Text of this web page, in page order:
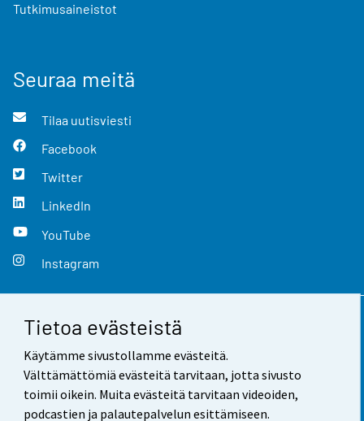
Tietoa evästeistä
Käytämme sivustollamme evästeitä.
Välttämättömiä evästeitä tarvitaan, jotta sivusto
toimii oikein. Muita evästeitä tarvitaan videoiden,
podcastien ja palautepalvelun esittämiseen.
Tutkimusaineistot
Seuraa meitä
Tilaa uutisviesti
Facebook
Twitter
LinkedIn
YouTube
Instagram
Yhteystiedot
Palaute
Käyttöehdot